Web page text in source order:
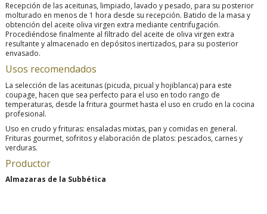
Recepción de las aceitunas, limpiado, lavado y pesado, para su posterior
molturado en menos de 1 hora desde su recepción. Batido de la masa y
obtención del aceite oliva virgen extra mediante centrifugación.
Procediéndose finalmente al filtrado del aceite de oliva virgen extra
resultante y almacenado en depósitos inertizados, para su posterior
envasado.
Usos recomendados
La selección de las aceitunas (picuda, picual y hojiblanca) para este
coupage, hacen que sea perfecto para el uso en todo rango de
temperaturas, desde la fritura gourmet hasta el uso en crudo en la cocina
profesional.
Uso en crudo y frituras: ensaladas mixtas, pan y comidas en general.
Frituras gourmet, sofritos y elaboración de platos: pescados, carnes y
verduras.
Productor
Almazaras de la Subbética